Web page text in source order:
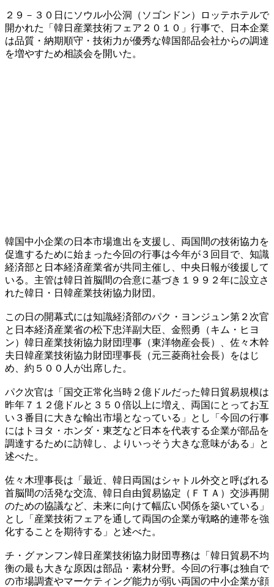
２９－３０日にソウル小公洞（ソゴンドン）ロッテホテルで
開かれた「韓日産業技術フェア２０１０」行事で、日本企業
は品質・納期順守・技術力が優秀な韓国部品会社からの調達
を増やすため相談会を開いた。
韓国中小企業の日本市場進出を支援し、両国間の技術協力を
促進するために始まった今回の行事は今年が３回目で、知識
経済部と日本経済産業省が共同主催し、中央日報が後援して
いる。主管は韓日首脳間の合意に基づき１９９２年に設立さ
れた韓日・日韓産業技術協力財団。
この日の開幕式には知識経済部のパク・ヨンジュン第２次官
と日本経済産業省の松下忠洋副大臣、金熙勇（キム・ヒヨ
ン）韓日産業技術協力財団理事（東洋物産会長）、佐々木幹
夫日韓産業技術協力財団理事長（元三菱商社会長）をはじ
め、約５００人が出席した。
パク次官は「国交正常化当時２億ドルだった韓日貿易規模は
昨年７１２億ドルと３５０倍以上に増え、両国にとってお互
い３番目に大きな輸出市場となっている」とし「今回の行事
にはトヨタ・ホンダ・東芝など日本を代表する企業が部品を
調達するために訪韓し、よりいっそう大きな意味がある」と
述べた。
佐々木理事長は「最近、韓日両国はシャトル外交と呼ばれる
首脳間の活発な交流、韓日自由貿易協定（ＦＴＡ）交渉再開
のための協議など、未来に向けて幅広い関係を築いている」
とし「産業技術フェアを通して両国の企業が戦略的連帯を強
化することを期待する」と述べた。
チ・グァンフン韓日産業技術協力財団専務は「韓日貿易不均
衡の最も大きな原因は部品・素材分野。今回の行事は独自で
の市場調査やマーケティング能力が弱い両国の中小企業が顔